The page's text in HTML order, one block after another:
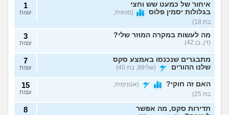
איחור של כמעט שש וחצי
בגלולות יסמין פלוס
(סנאית,
בת 18)
1
עצות
מה לעשות במקרה המוזר שלי?
(דן, בן 42)
3
עצות
מתבגרים שנכנסו באמצע סקס
שלנו ההורים
(שלי88, בת 40)
7
עצות
האם זה חוקי?
(אנונימית,
בת 25)
15
עצות
תדירות סקס, מה אפשר
8